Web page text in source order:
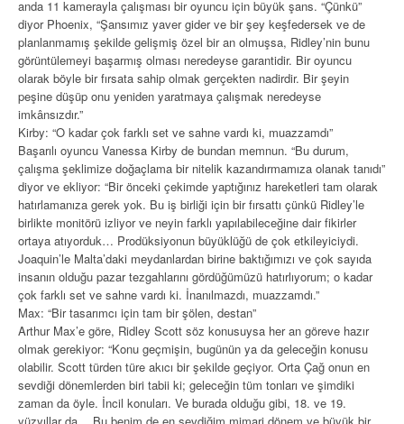
anda 11 kamerayla çalışması bir oyuncu için büyük şans. “Çünkü”
diyor Phoenix, “Şansımız yaver gider ve bir şey keşfedersek ve de
planlanmamış şekilde gelişmiş özel bir an olmuşsa, Ridley’nin bunu
görüntülemeyi başarmış olması neredeyse garantidir. Bir oyuncu
olarak böyle bir fırsata sahip olmak gerçekten nadirdir. Bir şeyin
peşine düşüp onu yeniden yaratmaya çalışmak neredeyse
imkânsızdır.”
Kirby: “O kadar çok farklı set ve sahne vardı ki, muazzamdı”
Başarılı oyuncu Vanessa Kirby de bundan memnun. “Bu durum,
çalışma şeklimize doğaçlama bir nitelik kazandırmamıza olanak tanıdı”
diyor ve ekliyor: “Bir önceki çekimde yaptığınız hareketleri tam olarak
hatırlamanıza gerek yok. Bu iş birliği için bir fırsattı çünkü Ridley’le
birlikte monitörü izliyor ve neyin farklı yapılabileceğine dair fikirler
ortaya atıyorduk… Prodüksiyonun büyüklüğü de çok etkileyiciydi.
Joaquin’le Malta’daki meydanlardan birine baktığımızı ve çok sayıda
insanın olduğu pazar tezgahlarını gördüğümüzü hatırlıyorum; o kadar
çok farklı set ve sahne vardı ki. İnanılmazdı, muazzamdı.”
Max: “Bir tasarımcı için tam bir şölen, destan”
Arthur Max’e göre, Ridley Scott söz konusuysa her an göreve hazır
olmak gerekiyor: “Konu geçmişin, bugünün ya da geleceğin konusu
olabilir. Scott türden türe akıcı bir şekilde geçiyor. Orta Çağ onun en
sevdiği dönemlerden biri tabii ki; geleceğin tüm tonları ve şimdiki
zaman da öyle. İncil konuları. Ve burada olduğu gibi, 18. ve 19.